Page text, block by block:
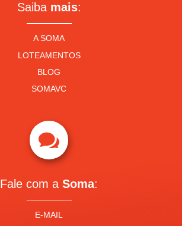
Saiba mais:
A SOMA
LOTEAMENTOS
BLOG
SOMAVC

Fale com aSoma:
E-MAIL